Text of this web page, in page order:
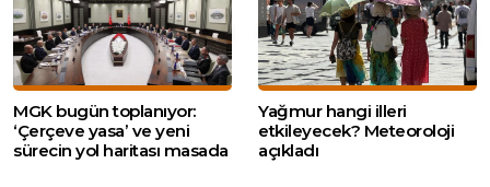
MGK bugün toplanıyor:
‘Çerçeve yasa’ ve yeni
sürecin yol haritası masada
Yağmur hangi illeri
etkileyecek? Meteoroloji
açıkladı